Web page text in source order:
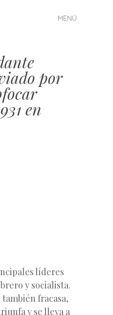
MENÚ
por
en
líderes
y socialista.
fracasa,
y se lleva a